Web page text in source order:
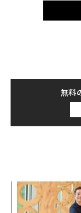
無料